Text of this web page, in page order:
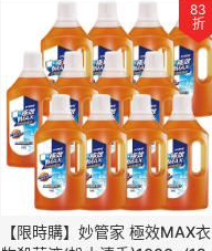
83
折
【限時購】妙管家 極效MAX衣